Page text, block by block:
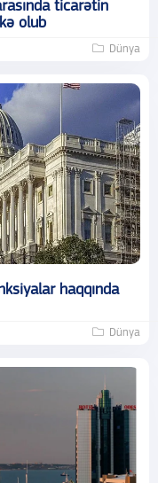
ticarətin
olub
Dünya
haqqında
Dünya